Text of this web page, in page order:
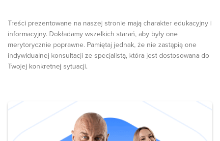
Treści prezentowane na naszej stronie mają charakter edukacyjny i
informacyjny. Dokładamy wszelkich starań, aby były one
merytorycznie poprawne. Pamiętaj jednak, że nie zastąpią one
indywidualnej konsultacji ze specjalistą, która jest dostosowana do
Twojej konkretnej sytuacji.